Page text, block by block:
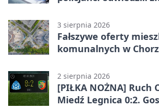
3 sierpnia 2026
Fałszywe oferty
komunalnych w
2 sierpnia 2026
[PIŁKA NOŻNA] Ruch
Miedź Legnica 0:2.